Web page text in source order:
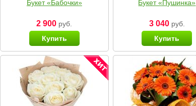
Букет «Бабочки»
2 900 руб.
Купить
Букет «Пушинка»
3 040руб.
Купить